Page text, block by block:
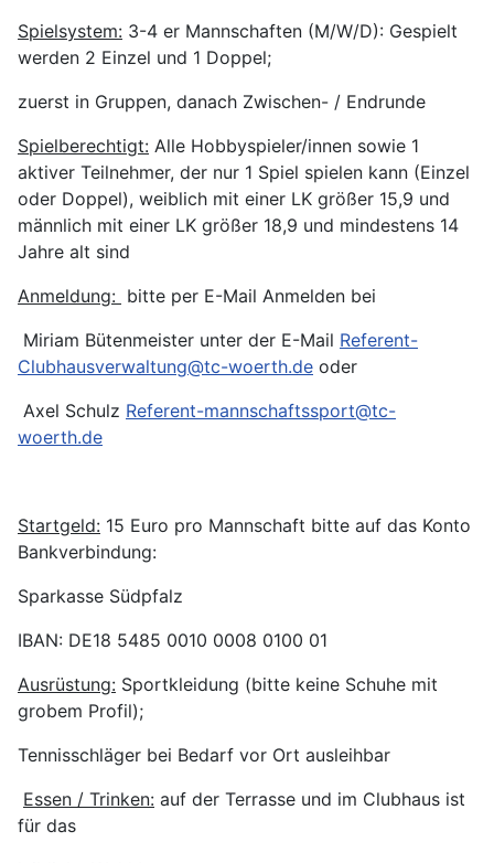
Spielsystem: 3-4 er Mannschaften (M/W/D): Gespielt
werden 2 Einzel und 1 Doppel;
zuerst in Gruppen, danach Zwischen- / Endrunde
Spielberechtigt: Alle Hobbyspieler/innen sowie 1
aktiver Teilnehmer, der nur 1 Spiel spielen kann (Einzel
oder Doppel), weiblich mit einer LK größer 15,9 und
männlich mit einer LK größer 18,9 und mindestens 14
Jahre alt sind
Anmeldung: bitte per E-Mail Anmelden bei
Miriam Bütenmeister unter der E-Mail Referent-
Clubhausverwaltung@tc-woerth.de oder
Axel Schulz Referent-mannschaftssport@tc-
woerth.de
Startgeld: 15 Euro pro Mannschaft bitte auf das Konto
Bankverbindung:
Sparkasse Südpfalz
IBAN: DE18 5485 0010 0008 0100 01
Ausrüstung: Sportkleidung (bitte keine Schuhe mit
grobem Profil);
Tennisschläger bei Bedarf vor Ort ausleihbar
Essen / Trinken: auf der Terrasse und im Clubhaus ist
für das